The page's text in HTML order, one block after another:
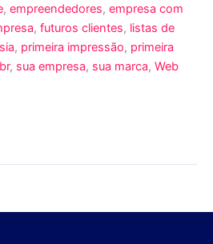
, empreendedores, empresa com
, futuros clientes, listas de
, primeira impressão, primeira
, sua empresa, sua marca, Web